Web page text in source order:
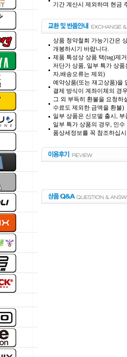
기간 계산시 제외하며 현금
상품 청약철회 가능기간은
개봉하시기 바랍니다.
제품 특성상 상품 택(tag)제
저단가 상품, 일부 특가 상
자,배송오류는 제외)
예약상품(또는 재고상품)을
결제 방식이 계좌이체의 경
그 외 부득히 환불을 요청하
수료도 제외한 금액을 환불)
일부 상품은 신모델 출시,
일부 특가 상품의 경우, 인
품상세정보를 꼭 참조하십